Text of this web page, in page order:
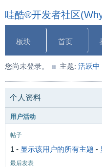
哇酷®开发者社区
板块 首页
您尚未登录。 主题: 活跃中
个人资料
用户活动
帖子
1 - 显示该用户的所有主题 -
最后发表